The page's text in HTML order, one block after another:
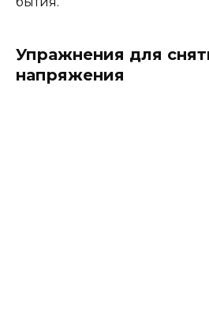
Упражнения для
напряжения